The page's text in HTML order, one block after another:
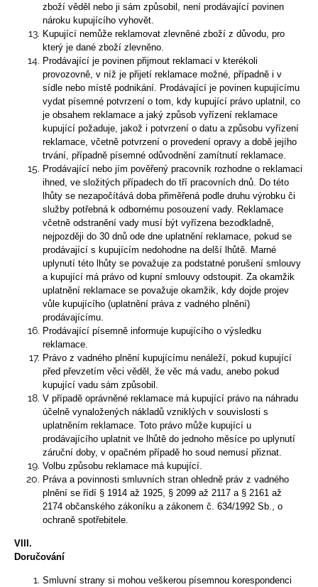
zboží věděl nebo ji sám způsobil, není prodávající povinen
nároku kupujícího vyhovět.
Kupující nemůže reklamovat zlevněné zboží z důvodu, pro
který je dané zboží zlevněno.
Prodávající je povinen přijmout reklamaci v kterékoli
provozovně, v níž je přijetí reklamace možné, případně i v
sídle nebo místě podnikání. Prodávající je povinen kupujícímu
vydat písemné potvrzení o tom, kdy kupující právo uplatnil, co
je obsahem reklamace a jaký způsob vyřízení reklamace
kupující požaduje, jakož i potvrzení o datu a způsobu vyřízení
reklamace, včetně potvrzení o provedení opravy a době jejího
trvání, případně písemné odůvodnění zamítnutí reklamace.
Prodávající nebo jím pověřený pracovník rozhodne o reklamaci
ihned, ve složitých případech do tří pracovních dnů. Do této
lhůty se nezapočítává doba přiměřená podle druhu výrobku či
služby potřebná k odbornému posouzení vady. Reklamace
včetně odstranění vady musí být vyřízena bezodkladně,
nejpozději do 30 dnů ode dne uplatnění reklamace, pokud se
prodávající s kupujícím nedohodne na delší lhůtě. Marné
uplynutí této lhůty se považuje za podstatné porušení smlouvy
a kupující má právo od kupní smlouvy odstoupit. Za okamžik
uplatnění reklamace se považuje okamžik, kdy dojde projev
vůle kupujícího (uplatnění práva z vadného plnění)
prodávajícímu.
Prodávající písemně informuje kupujícího o výsledku
reklamace.
Právo z vadného plnění kupujícímu nenáleží, pokud kupující
před převzetím věci věděl, že věc má vadu, anebo pokud
kupující vadu sám způsobil.
V případě oprávněné reklamace má kupující právo na náhradu
účelně vynaložených nákladů vzniklých v souvislosti s
uplatněním reklamace. Toto právo může kupující u
prodávajícího uplatnit ve lhůtě do jednoho měsíce po uplynutí
záruční doby, v opačném případě ho soud nemusí přiznat.
Volbu způsobu reklamace má kupující.
Práva a povinnosti smluvních stran ohledně práv z vadného
plnění se řídí § 1914 až 1925, § 2099 až 2117 a § 2161 až
2174 občanského zákoníku a zákonem č. 634/1992 Sb., o
ochraně spotřebitele.
VIII.
Doručování
Smluvní strany si mohou veškerou písemnou korespondenci